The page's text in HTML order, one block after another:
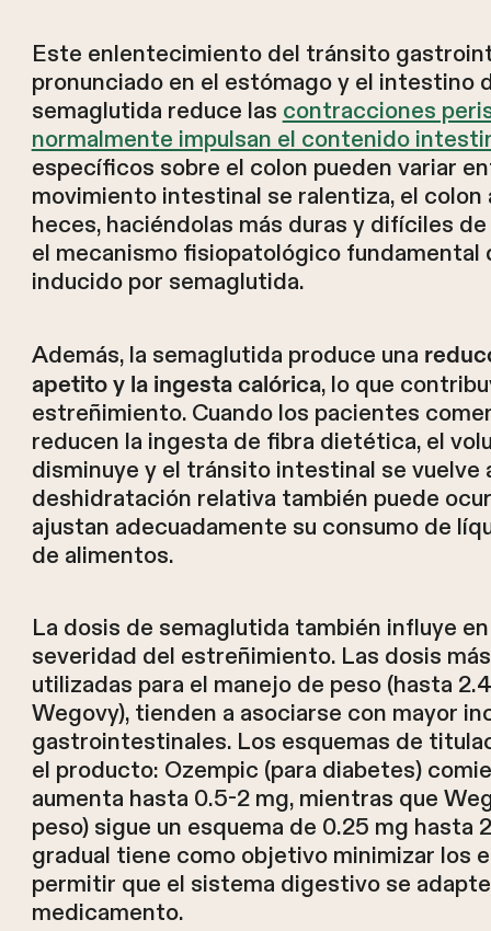
Este enlentecimiento del tránsito
pronunciado en el estómago y el intestino
semaglutida reduce las contracciones
normalmente impulsan el contenido
específicos sobre el colon pueden variar
movimiento intestinal se ralentiza, el colon
heces, haciéndolas más duras y difíciles
el mecanismo fisiopatológico
inducido por semaglutida.
Además, la semaglutida produce una
apetito y la ingesta calórica, lo que
estreñimiento. Cuando los pacientes
reducen la ingesta de fibra dietética, el
disminuye y el tránsito intestinal se vuelve
deshidratación relativa también puede
ajustan adecuadamente su consumo de
de alimentos.
La dosis de semaglutida también influye
severidad del estreñimiento. Las dosis
utilizadas para el manejo de peso (hasta
Wegovy), tienden a asociarse con mayor
gastrointestinales. Los esquemas de
el producto: Ozempic (para diabetes)
aumenta hasta 0.5-2 mg, mientras que
peso) sigue un esquema de 0.25 mg hasta
gradual tiene como objetivo minimizar los
permitir que el sistema digestivo se
medicamento.